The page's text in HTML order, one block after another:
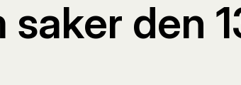
saker den